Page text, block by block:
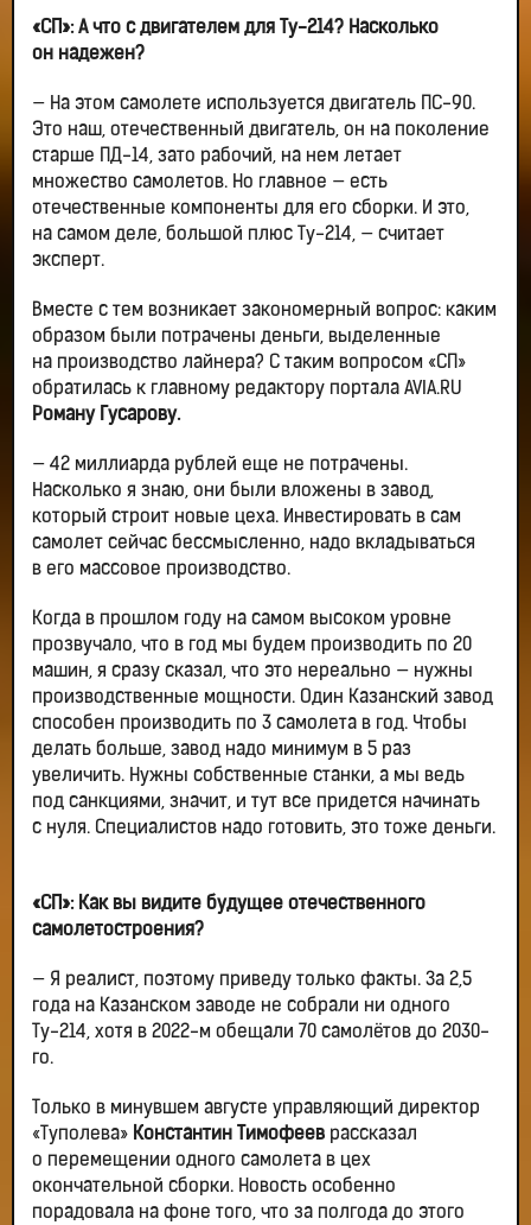
«СП»: А что с двигателем для Ту-214? Насколько
он надежен?
— На этом самолете используется двигатель ПС-90.
Это наш, отечественный двигатель, он на поколение
старше ПД-14, зато рабочий, на нем летает
множество самолетов. Но главное — есть
отечественные компоненты для его сборки. И это,
на самом деле, большой плюс Ту-214, — считает
эксперт.
Вместе с тем возникает закономерный вопрос: каким
образом были потрачены деньги, выделенные
на производство лайнера? С таким вопросом «СП»
обратилась к главному редактору портала AVIA.RU
Роману Гусарову.
— 42 миллиарда рублей еще не потрачены.
Насколько я знаю, они были вложены в завод,
который строит новые цеха. Инвестировать в сам
самолет сейчас бессмысленно, надо вкладываться
в его массовое производство.
Когда в прошлом году на самом высоком уровне
прозвучало, что в год мы будем производить по 20
машин, я сразу сказал, что это нереально — нужны
производственные мощности. Один Казанский завод
способен производить по 3 самолета в год. Чтобы
делать больше, завод надо минимум в 5 раз
увеличить. Нужны собственные станки, а мы ведь
под санкциями, значит, и тут все придется начинать
с нуля. Специалистов надо готовить, это тоже деньги.
«СП»: Как вы видите будущее отечественного
самолетостроения?
— Я реалист, поэтому приведу только факты. За 2,5
года на Казанском заводе не собрали ни одного
Ту-214, хотя в 2022-м обещали 70 самолётов до 2030-
го.
Только в минувшем августе управляющий директор
«Туполева» Константин Тимофеев рассказал
о перемещении одного самолета в цех
окончательной сборки. Новость особенно
порадовала на фоне того, что за полгода до этого